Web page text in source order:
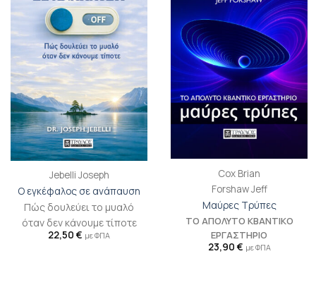
στη λίστα
επιθυμιών
Jebelli Joseph
Ο εγκέφαλος σε ανάπαυση
Πώς δουλεύει το μυαλό
όταν δεν κάνουμε τίποτε
22,50 € με ΦΠΑ
στη λίστα
επιθυμιών
Cox Brian
Forshaw Jeff
Μαύρες Τρύπες
ΤΟ ΑΠΟΛΥΤΟ ΚΒΑΝΤΙΚΟ
ΕΡΓΑΣΤΗΡΙΟ
23,90 € με ΦΠΑ